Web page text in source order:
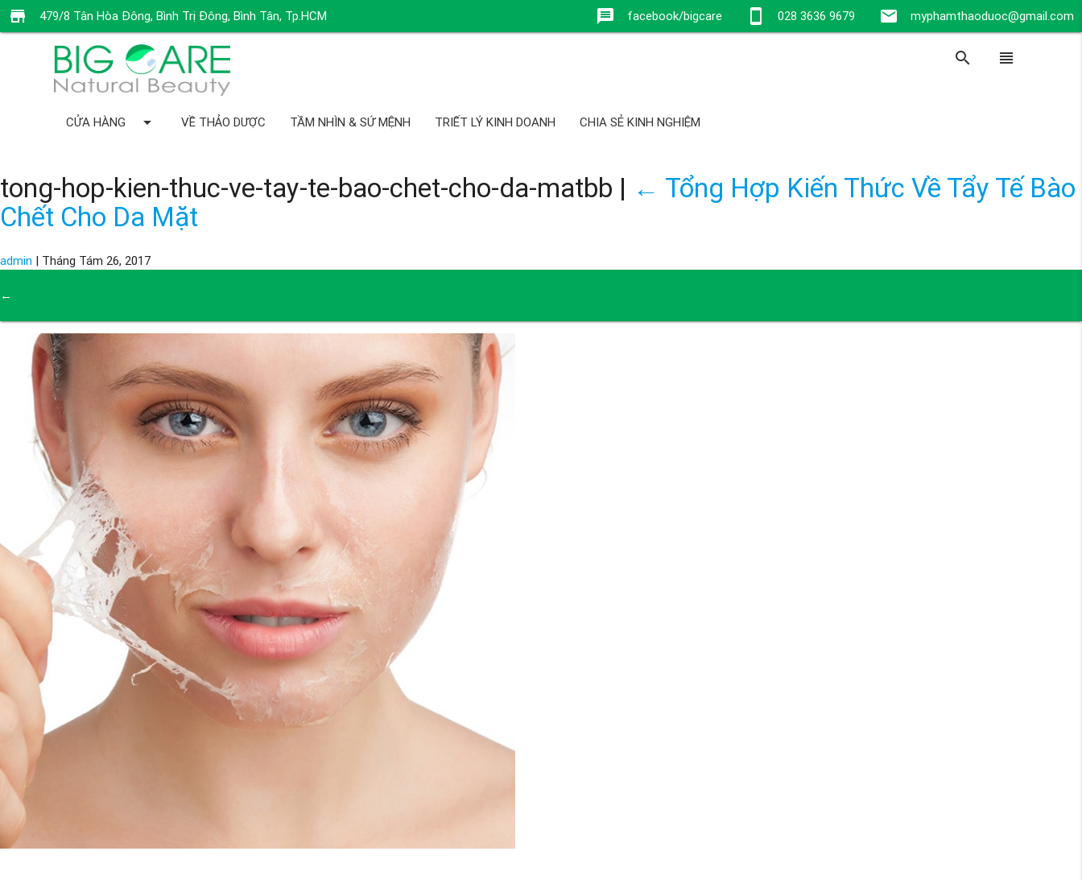
store 479/8 Tân Hòa Đông, Bình Trị Đông, Bình Tân, Tp.HCM email myphamthaoduoc@gmail.com
stay_current_portrait 028 3636 9679
message facebook/bigcare
search view_headline
CỬA HÀNG arrow_drop_down VỀ THẢO DƯỢC TẦM NHÌN & SỨ MỆNH TRIẾT LÝ KINH DOANH CHIA SẺ KINH NGHIỆM
tong-hop-kien-thuc-ve-tay-te-bao-chet-cho-da-matbb | ← Tổng Hợp Kiến Thức Về Tẩy Tế Bào
Chết Cho Da Mặt
admin | Tháng Tám 26, 2017
←